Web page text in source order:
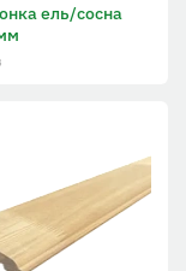
ель/сосна